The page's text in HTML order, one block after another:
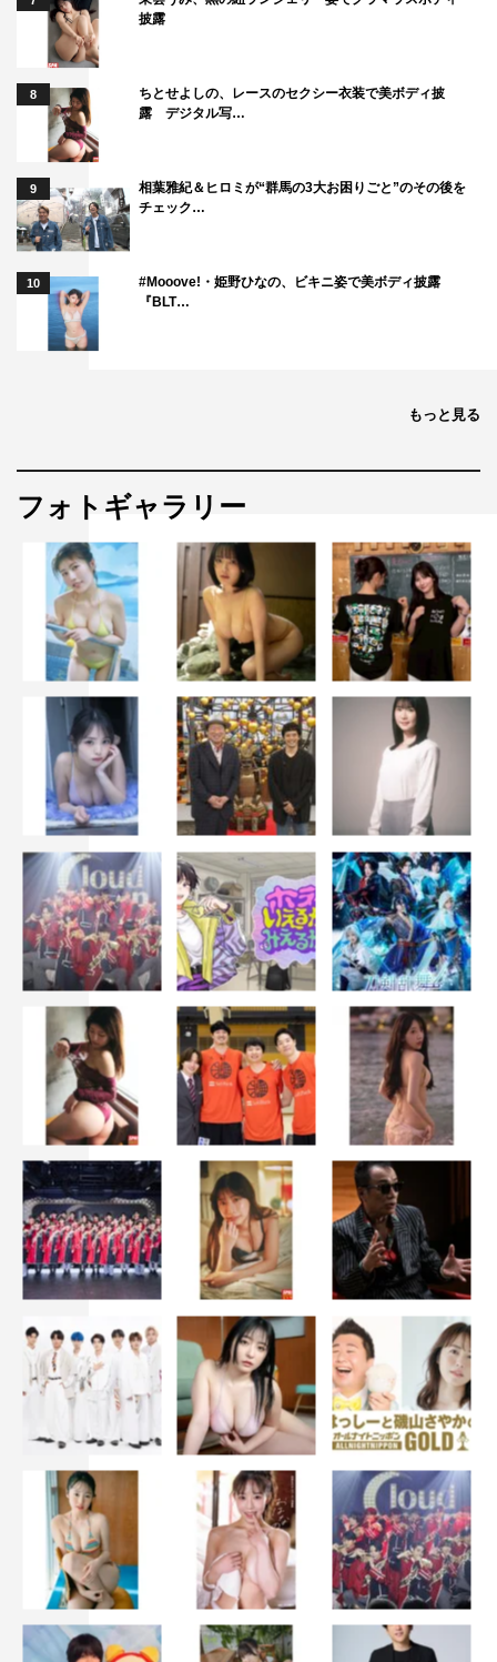
ディズニー披露
8
ちとせよしの、レースのセクシー衣装で美ボディ披
露 デジタル写…
9
相葉雅紀＆ヒロミが“群馬の3大お困りごと”のその後を
チェック…
10
#Mooove!・姫野ひなの、ビキニ姿で美ボディ披露
『BLT…
もっと見る
フォトギャラリー